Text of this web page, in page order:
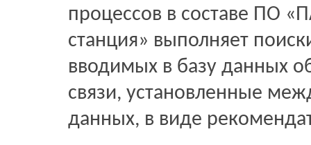
процессов в составе ПО
станция» выполняет
вводимых в базу данных
связи, установленные
данных, в виде